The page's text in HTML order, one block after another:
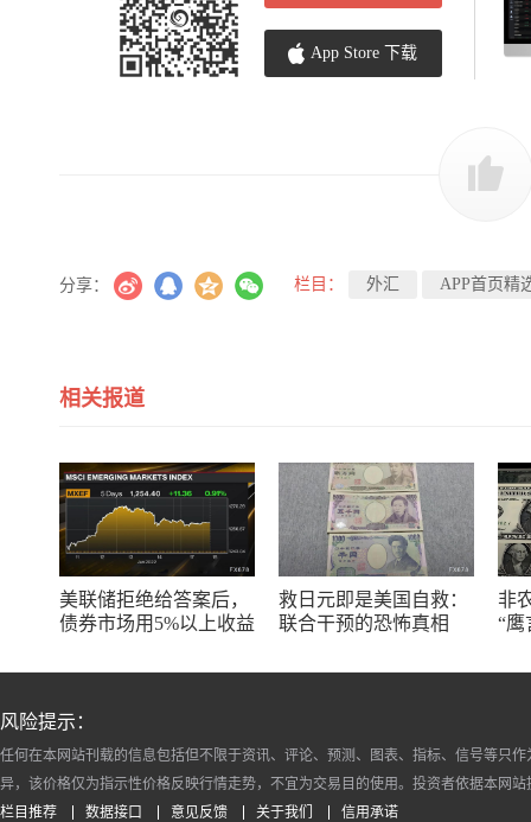
App Store 下载
分享： 栏目： 外汇 APP首页精
相关报道
美联储拒绝给答案后，
债券市场用5%以上收益
救日元即是美国自救：
联合干预的恐怖真相
非
“鹰
风险提示：
任何在本网站刊载的信息包括但不限于资讯、评论、预测、图表、指标、信号等只
异，该价格仅为指示性价格反映行情走势，不宜为交易目的使用。投资者依据本网
栏目推荐
数据接口 意见反馈 关于我们 信用承诺